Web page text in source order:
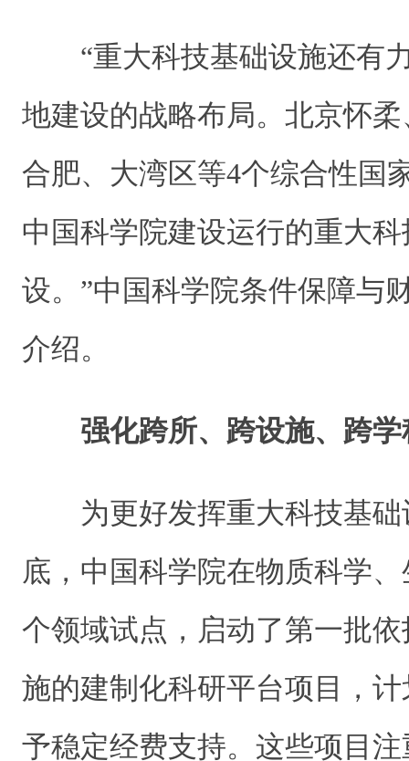
“重大科技基础设施还有
地建设的战略布局。北京怀
合肥、大湾区等4个综合性国
中国科学院建设运行的重大
设。”中国科学院条件保障与
介绍。
强化跨所、跨设施、跨
为更好发挥重大科技基
底，中国科学院在物质科学
个领域试点，启动了第一批
施的建制化科研平台项目，
予稳定经费支持。这些项目